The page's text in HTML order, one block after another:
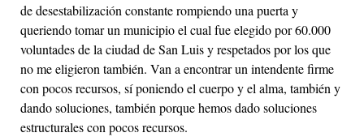
de desestabilización constante rompiendo una puerta y
queriendo tomar un municipio el cual fue elegido por 60.000
voluntades de la ciudad de San Luis y respetados por los que
no me eligieron también. Van a encontrar un intendente firme
con pocos recursos, sí poniendo el cuerpo y el alma, también y
dando soluciones, también porque hemos dado soluciones
estructurales con pocos recursos.